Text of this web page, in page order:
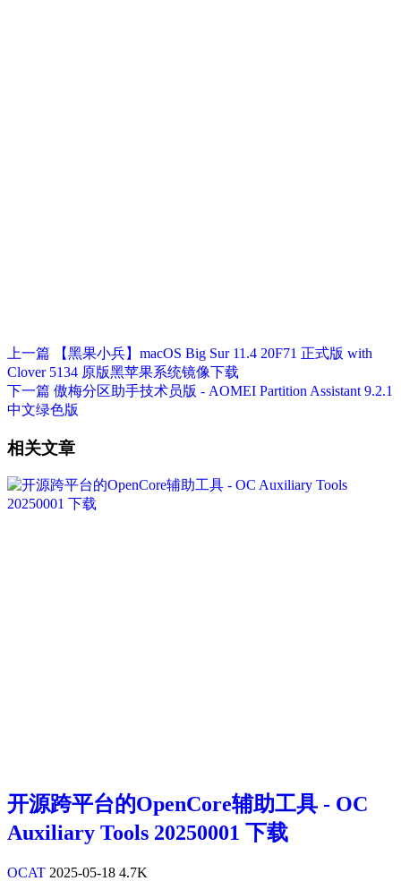
上一篇
【黑果小兵】macOS Big Sur 11.4 20F71 正式版 with
Clover 5134 原版黑苹果系统镜像下载
下一篇 傲梅分区助手技术员版 - AOMEI Partition Assistant 9.2.1
中文绿色版
相关文章
开源跨平台的OpenCore辅助工具 - OC
Auxiliary Tools 20250001 下载
OCAT 2025-05-18 4.7K